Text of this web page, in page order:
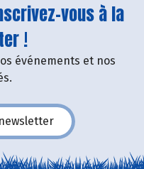
vous à la
!
événements et nos